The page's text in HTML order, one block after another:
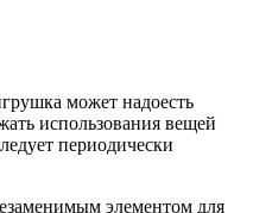
может надоесть
использования вещей
периодически
элементом для